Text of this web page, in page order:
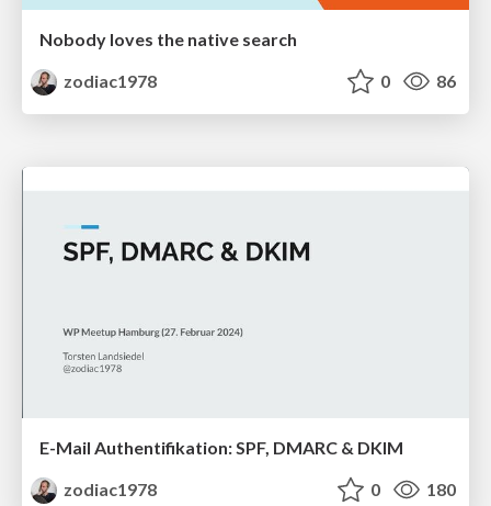
Nobody loves the native search
zodiac1978
0 86
E-Mail Authentifikation: SPF, DMARC & DKIM
zodiac1978
0 180